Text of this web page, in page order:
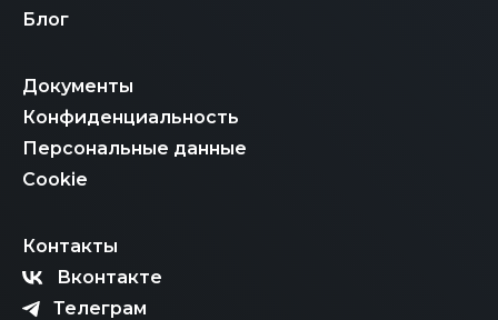
Блог
Документы
Конфиденциальность
Персональные данные
Cookie
Контакты
Вконтакте
Телеграм